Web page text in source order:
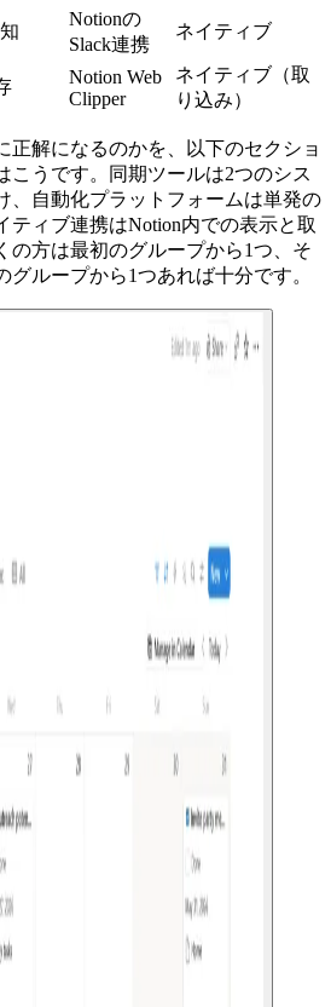
Notionの
Slack連携
ネイティブ
Notion Web
Clipper
ネイティブ（取
り込み）
正解になるのかを、以下のセクショ
こうです。同期ツールは2つのシス
、自動化プラットフォームは単発の
ティブ連携はNotion内での表示と取
の方は最初のグループから1つ、そ
グループから1つあれば十分です。